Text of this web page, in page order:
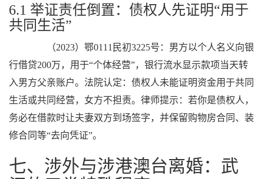
6.1 举证责任倒置：债权人先证明“用于
共同生活”
（2023）鄂0111民初3225号：男方以个人名义向银
行借贷200万，用于“个体经营”，银行流水显示款项当天转
入男方父亲账户。法院认定：债权人未能证明资金用于共同
生活或共同经营，女方不担责。律师提示：若你是债权人，
务必在借款时让夫妻双方到场签字，并保留购物房合同、装
修合同等“去向凭证”。
七、涉外与涉港澳台离婚：武